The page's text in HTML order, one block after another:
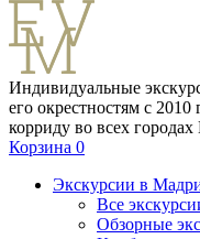
Индивидуальные
его окрестностям с
корриду во всех
Корзина 0
Экскурсии в
Все
Обзорные